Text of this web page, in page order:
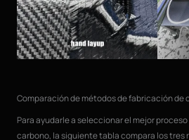
Comparación de métodos de fabricación de
Para ayudarle a seleccionar el mejor
carbono, la siguiente tabla compara los tres